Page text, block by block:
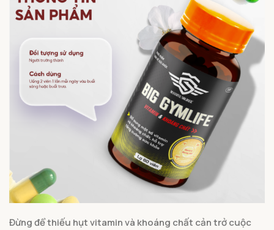
Đừng để thiếu hụt vitamin và khoáng chất cản trở cuộc